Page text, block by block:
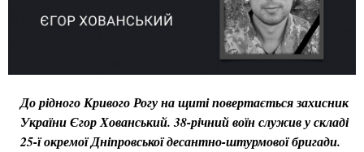
До рідного Кривого Рогу на щиті повертається захисник
України Єгор Хованський. 38-річний воїн служив у складі
25-ї окремої Дніпровської десантно-штурмової бригади.